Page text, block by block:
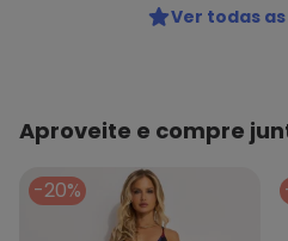
Ver todas
Aproveite e compre
-20%